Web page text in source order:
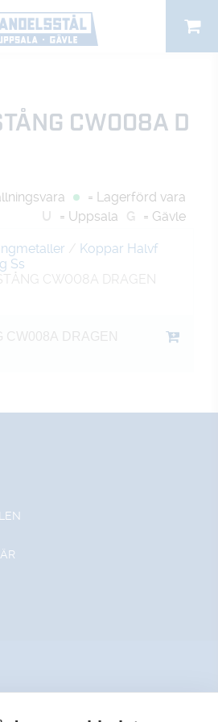
CW008A D
= Lagerförd vara
U
= Uppsala G = Gävle
/ Koppar Halvf
Ss
CW008A DRAGEN
CW008A DRAGEN